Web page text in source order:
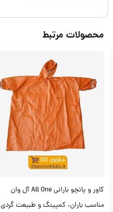
محصولات مرتبط
کاور و پانچو بارانی All One آل وان
مناسب باران، کمپینگ و طبیعت گردی